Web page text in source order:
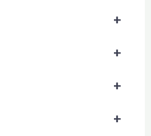
+
+
+
+